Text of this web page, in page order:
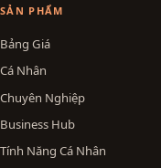
SẢN PHẨM
Bảng Giá
Cá Nhân
Chuyên Nghiệp
Business Hub
Tính Năng Cá Nhân